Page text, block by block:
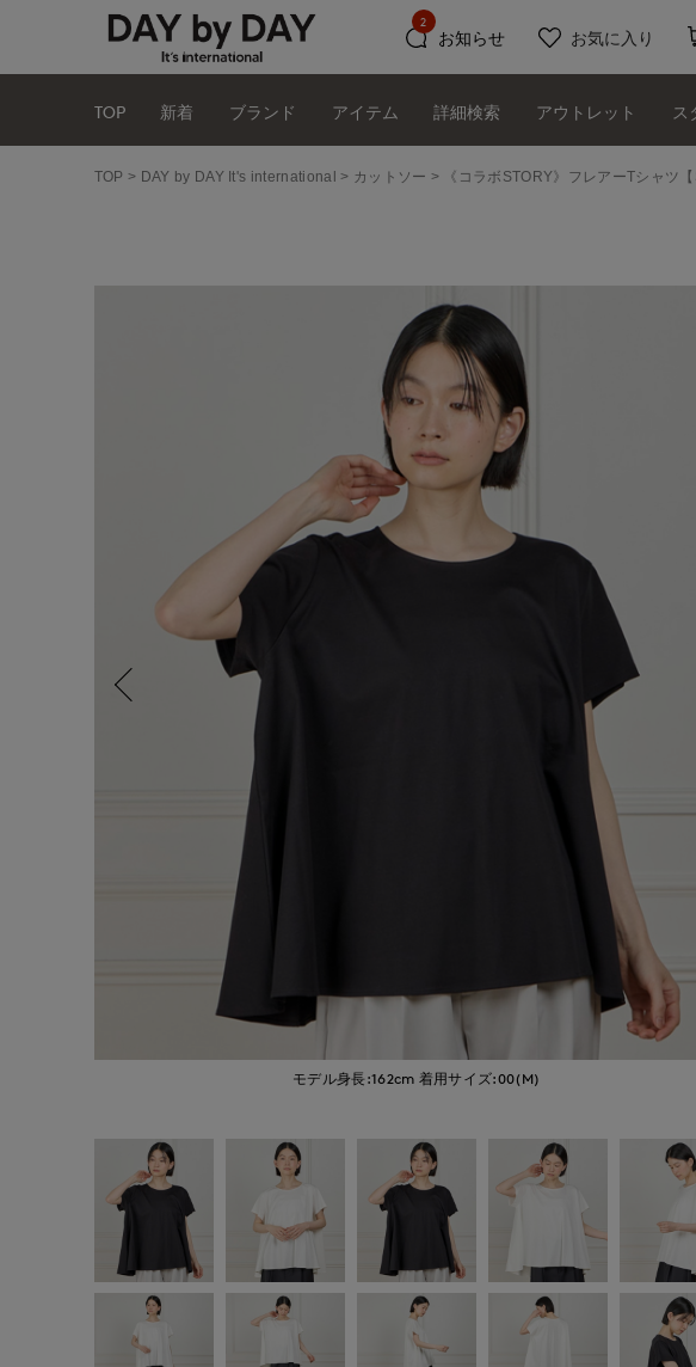
お知らせ
2
お気に入り
TOP 新着 ブランド アイテム 詳細検索 アウトレット ス
TOP DAY by DAY It's international カットソー 《コラボSTORY》フレアーTシャツ
モデル身長:162cm 着用サイズ:00(M)